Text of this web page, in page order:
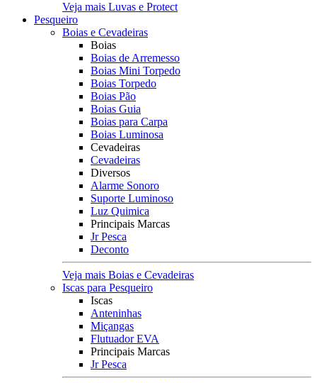
Veja mais Luvas e Protect
Pesqueiro
Boias e Cevadeiras
Boias
Boias de Arremesso
Boias Mini Torpedo
Boias Torpedo
Boias Pão
Boias Guia
Boias para Carpa
Boias Luminosa
Cevadeiras
Cevadeiras
Diversos
Alarme Sonoro
Suporte Luminoso
Luz Quimica
Principais Marcas
Jr Pesca
Deconto
Veja mais Boias e Cevadeiras
Iscas para Pesqueiro
Iscas
Anteninhas
Miçangas
Flutuador EVA
Principais Marcas
Jr Pesca